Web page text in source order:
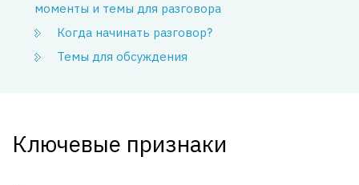
моменты и темы для разговора
Когда начинать разговор?
Темы для обсуждения
Ключевые признаки